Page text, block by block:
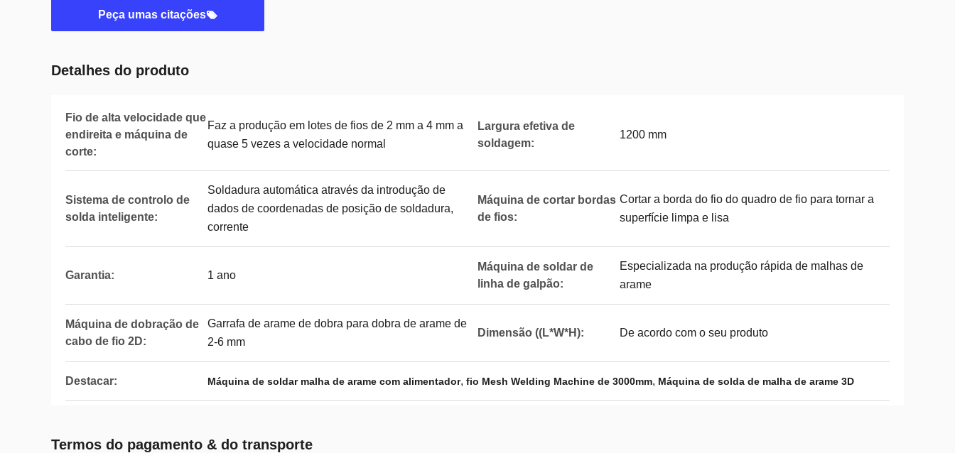
Peça umas citações
Detalhes do produto
Fio de alta velocidade que
endireita e máquina de
corte:
Faz a produção em lotes de fios de 2 mm a 4 mm a
quase 5 vezes a velocidade normal
Largura efetiva de
soldagem:
1200 mm
Sistema de controlo de
solda inteligente:
Soldadura automática através da introdução de
dados de coordenadas de posição de soldadura,
corrente
Máquina de cortar bordas
de fios:
Cortar a borda do fio do quadro de fio para tornar a
superfície limpa e lisa
Garantia: 1 ano
Máquina de soldar de
linha de galpão:
Especializada na produção rápida de malhas de
arame
Máquina de dobração de
cabo de fio 2D:
Garrafa de arame de dobra para dobra de arame de
2-6 mm
Dimensão ((L*W*H): De acordo com o seu produto
Destacar: Máquina de soldar malha de arame com alimentador, fio Mesh Welding Machine de 3000mm, Máquina de solda de malha de arame 3D
Termos do pagamento & do transporte